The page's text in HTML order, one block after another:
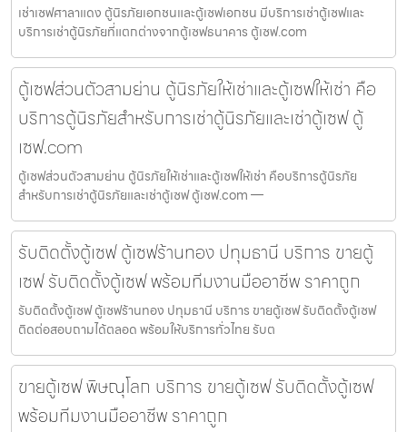
เช่าเซฟศาลาแดง ตู้นิรภัยเอกชนและตู้เซฟเอกชน มีบริการเช่าตู้เซฟและ
บริการเช่าตู้นิรภัยที่แตกต่างจากตู้เซฟธนาคาร ตู้เซฟ.com
ตู้เซฟส่วนตัวสามย่าน ตู้นิรภัยให้เช่าและตู้เซฟให้เช่า คือ
บริการตู้นิรภัยสำหรับการเช่าตู้นิรภัยและเช่าตู้เซฟ ตู้
เซฟ.com
ตู้เซฟส่วนตัวสามย่าน ตู้นิรภัยให้เช่าและตู้เซฟให้เช่า คือบริการตู้นิรภัย
สำหรับการเช่าตู้นิรภัยและเช่าตู้เซฟ ตู้เซฟ.com —
รับติดตั้งตู้เซฟ ตู้เซฟร้านทอง ปทุมธานี บริการ ขายตู้
เซฟ รับติดตั้งตู้เซฟ พร้อมทีมงานมืออาชีพ ราคาถูก
รับติดตั้งตู้เซฟ ตู้เซฟร้านทอง ปทุมธานี บริการ ขายตู้เซฟ รับติดตั้งตู้เซฟ
ติดต่อสอบถามได้ตลอด พร้อมให้บริการทั่วไทย รับต
ขายตู้เซฟ พิษณุโลก บริการ ขายตู้เซฟ รับติดตั้งตู้เซฟ
พร้อมทีมงานมืออาชีพ ราคาถูก